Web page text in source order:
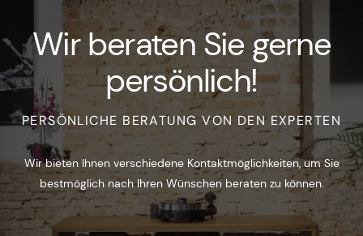
Wir beraten Sie gerne
persönlich!
PERSÖNLICHE BERATUNG VON DEN EXPERTEN
Wir bieten Ihnen verschiedene Kontaktmöglichkeiten, um Sie
bestmöglich nach Ihren Wünschen beraten zu können.